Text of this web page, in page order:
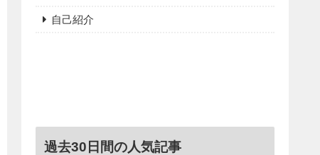
自己紹介
過去30日間の人気記事